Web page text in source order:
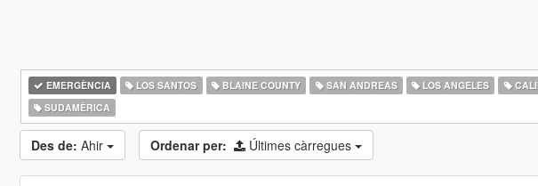
EMERGÈNCIA LOS SANTOS BLAINE COUNTY SAN ANDREAS LOS ANGELES
SUDAMÈRICA
Des de: Ahir Ordenar per: Últimes càrregues